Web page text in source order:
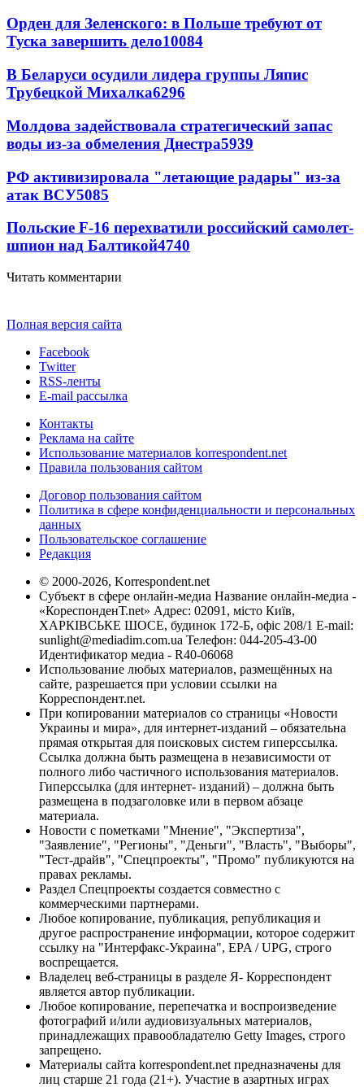
Орден для Зеленского: в Польше требуют от
Туска завершить дело10084
В Беларуси осудили лидера группы Ляпис
Трубецкой Михалка6296
Молдова задействовала стратегический запас
воды из-за обмеления Днестра5939
РФ активизировала "летающие радары" из-за
атак ВСУ5085
Польские F-16 перехватили российский самолет-
шпион над Балтикой4740
Читать комментарии
Полная версия сайта
Facebook
Twitter
RSS-ленты
E-mail рассылка
Контакты
Реклама на сайте
Использование материалов korrespondent.net
Правила пользования сайтом
Договор пользования сайтом
Политика в сфере конфиденциальности и персональных
данных
Пользовательское соглашение
Редакция
© 2000-2026, Korrespondent.net
Субъект в сфере онлайн-медиа Название онлайн-медиа -
«КореспонденТ.net» Адрес: 02091, місто Київ,
ХАРКІВСЬКЕ ШОСЕ, будинок 172-Б, офіс 208/1 E-mail:
sunlight@mediadim.com.ua Телефон: 044-205-43-00
Идентификатор медиа - R40-06068
Использование любых материалов, размещённых на
сайте, разрешается при условии ссылки на
Корреспондент.net.
При копировании материалов со страницы «Новости
Украины и мира», для интернет-изданий – обязательна
прямая открытая для поисковых систем гиперссылка.
Ссылка должна быть размещена в независимости от
полного либо частичного использования материалов.
Гиперссылка (для интернет- изданий) – должна быть
размещена в подзаголовке или в первом абзаце
материала.
Новости с пометками "Мнение", "Экспертиза",
"Заявление", "Регионы", "Деньги", "Власть", "Выборы",
"Тест-драйв", "Спецпроекты", "Промо" публикуются на
правах рекламы.
Раздел Спецпроекты создается совместно с
коммерческими партнерами.
Любое копирование, публикация, републикация и
другое распространение информации, которое содержит
ссылку на "Интерфакс-Украина", EPA / UPG, строго
воспрещается.
Владелец веб-страницы в разделе Я- Корреспондент
является автор публикации.
Любое копирование, перепечатка и воспроизведение
фотографий и/или аудиовизуальных материалов,
принадлежащих правообладателю Getty Images, строго
запрещено.
Материалы сайта korrespondent.net предназначены для
лиц старше 21 года (21+). Участие в азартных играх